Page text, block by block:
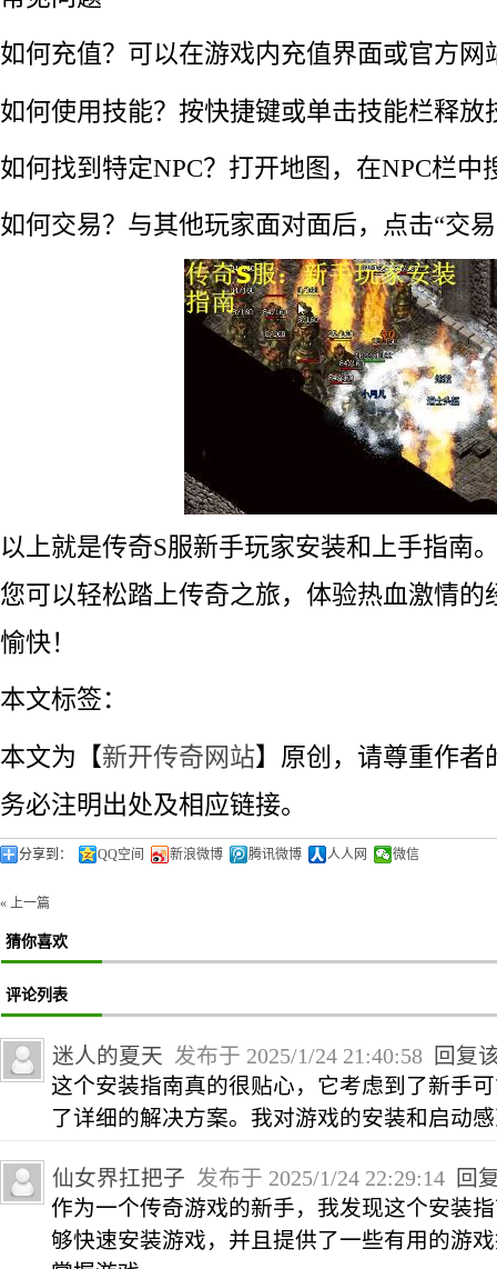
如何充值？可以在游戏内充值界面或官方网
如何使用技能？按快捷键或单击技能栏释放
如何找到特定NPC？打开地图，在NPC栏中
如何交易？与其他玩家面对面后，点击“交
以上就是传奇S服新手玩家安装和上手指南
您可以轻松踏上传奇之旅，体验热血激情的
愉快！
本文标签：
本文为【新开传奇网站】原创，请尊重作者
务必注明出处及相应链接。
分享到： QQ空间 新浪微博 腾讯微博 人人网 微信
« 上一篇
猜你喜欢
评论列表
迷人的夏天 发布于 2025/1/24 21:40:58 回复
这个安装指南真的很贴心，它考虑到了新手
了详细的解决方案。我对游戏的安装和启动
仙女界扛把子 发布于 2025/1/24 22:29:14 回
作为一个传奇游戏的新手，我发现这个安装
够快速安装游戏，并且提供了一些有用的游